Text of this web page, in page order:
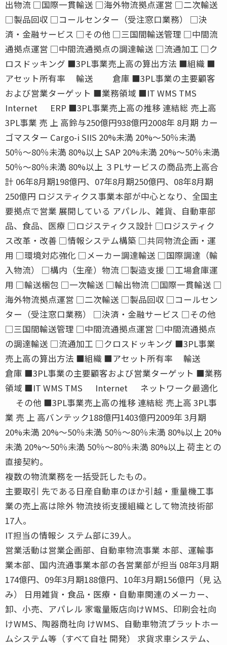
出物流 □国際一貫輸送 □海外物流拠点運営 □二次輸送
□製品回収 □コールセンター（受注窓口業務） □決
済・金融サービス □その他 □三国間輸送管理 □中間流
通拠点運営 □中間流通拠点の調達輸送 □流通加工 □ク
ロスドッキング ■3PL事業売上高の算出方法 ■組織 ■
アセット所有率 輸送 倉庫 ■3PL事業の主要顧客
および営業ターゲット ■業務領域 ■IT WMS TMS
Internet ERP ■3PL事業売上高の推移 連結総 売上高
3PL事業 売 上 高鈴与250億円938億円2008年 8月期 カー
ゴマスター Cargo-i SIIS 20%未満 20%〜50％未満
50％〜80％未満 80%以上 SAP 20%未満 20%〜50％未満
50％〜80％未満 80%以上 ３PLサービスの商品売上高合
計 06年8月期198億円、07年8月期250億円、08年8月期
250億円 ロジスティクス事業本部が中心となり、全国主
要拠点で営業 展開している アパレル、雑貨、自動車部
品、食品、医療 □ロジスティクス設計 □ロジスティク
ス改革・改善 □情報システム構築 □共同物流企画・運
用 □環境対応強化 □メーカー調達輸送 □国際調達（輸
入物流） □構内（生産）物流 □製造支援 □工場倉庫運
用 □輸送梱包 □一次輸送 □輸出物流 □国際一貫輸送 □
海外物流拠点運営 □二次輸送 □製品回収 □コールセン
ター（受注窓口業務） □決済・金融サービス □その他
□三国間輸送管理 □中間流通拠点運営 □中間流通拠点
の調達輸送 □流通加工 □クロスドッキング ■3PL事業
売上高の算出方法 ■組織 ■アセット所有率 輸送
倉庫 ■3PL事業の主要顧客および営業ターゲット ■業務
領域 ■IT WMS TMS Internet ネットワーク最適化
その他 ■3PL事業売上高の推移 連結総 売上高 3PL事
業 売 上 高バンテック188億円1403億円2009年 3月期
20%未満 20%〜50％未満 50％〜80％未満 80%以上 20%
未満 20%〜50％未満 50％〜80％未満 80%以上 荷主との
直接契約。
複数の物流業務を一括受託したもの。
主要取引 先である日産自動車のほか引越・重量機工事
業の売上高は除外 物流技術支援組織として物流技術部
17人。
IT担当の情報シ ステム部に39人。
営業活動は営業企画部、自動車物流事業 本部、運輸事
業本部、国内流通事業本部の各営業部が担当 08年3月期
174億円、09年3月期188億円、10年3月期156億円（見 込
み） 日用雑貨・食品・医療・自動車関連のメーカー、
卸、小売、アパレル 家電量販店向けWMS、印刷会社向
けWMS、陶器商社向 けWMS、自動車物流プラットホー
ムシステム等（すべて自社 開発） 求貨求車システム、